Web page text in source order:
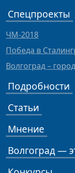
Спецпроекты
ЧМ-2018
Победа в
Волгоград –
Подробности
Статьи
Мнение
Волгоград —